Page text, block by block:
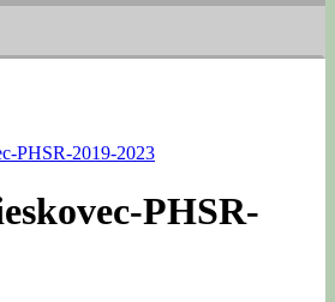
PHSR-2019-2023
PHSR-